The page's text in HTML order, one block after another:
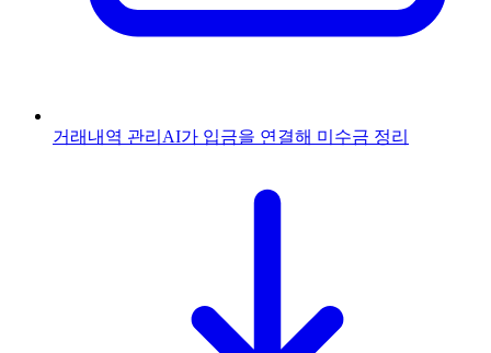
거래내역 관리 AI가 입금을 연결해 미수금 정리